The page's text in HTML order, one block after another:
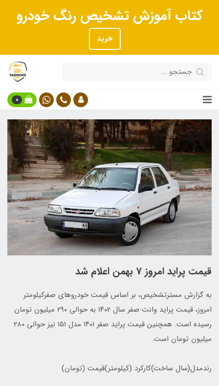
کتاب آموزش تشخیص رنگ خودرو
خرید
0
قیمت پراید امروز 7 بهمن اعلام شد
به گزارش مسترتشخیص، بر اساس قیمت خودروهای صفرکیلومتر
امروز، قیمت پراید وانت صفر سال ۱۴۰۲ به حوالی ۲۹۰ میلیون تومان
رسیده است. همچنین قیمت پراید صفر ۱۴۰۱ مدل ۱۵۱ نیز حوالی ۲۸۰
میلیون تومان است.
رندمدل(سال ساخت)کارکرد (کیلومتر)قیمت (تومان)